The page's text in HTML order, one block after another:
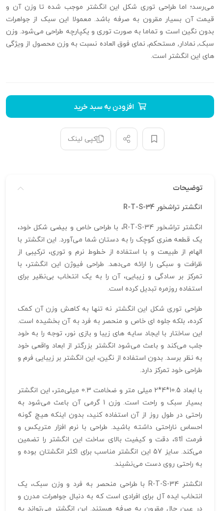
می‌رسد؛ اما طراحی توری شکل این انگشتر موجب شده تا وزن آن و
قیمت آن بسیار مقرون به صرفه باشد. معمولا این سبک از جواهرات
بدون نگین است و تماما به صورت توری و یکپارچه طراحی می‌شود. وزن
سبک, نمادار, مستحکم, نمای فوق العاده نسبت به وزن محصول از ویژگی
های این انگشتر است.
افزودن به سبد خرید
کپی لینک
توضیحات
انگشتر تراشخور R-T-S-34
انگشتر تراشخور R-T-S-34، با طراحی خاص و بیضی شکل خود،
یک قطعه هنری کوچک را به دستان شما می‌آورد. این انگشتر با
الهام از طبیعت و با استفاده از خطوط نرم و توری، ترکیبی از
ظرافت و سبکی را ارائه می‌دهد. طراحی فیوژن این انگشتر، با
تمرکز بر سادگی و زیبایی، آن را به یک انتخاب بی‌نظیر برای
استفاده روزمره تبدیل کرده است.
طراحی توری شکل این انگشتر نه تنها به کاهش وزن آن کمک
کرده، بلکه جلوه‌ ای خاص و منحصر به فرد به آن بخشیده است.
این ساختار با ایجاد سایه‌ های زیبا و بازی نور، توجه را به خود
جلب می‌کند و باعث می‌شود انگشتر بزرگتر از ابعاد واقعی خود
به نظر برسد. بدون استفاده از نگین، این انگشتر بر زیبایی فرم و
طراحی خود تمرکز دارد.
با ابعاد 10.5*4*2 میلی متر و ضخامت 0.3 میلی‌متر، این انگشتر
بسیار سبک و راحت است. وزن 1 گرمی آن باعث می‌شود به
راحتی در طول روز از آن استفاده کنید، بدون اینکه هیچ گونه
احساس ناراحتی داشته باشید. طراحی با نرم‌ افزار متریکس و
فرمت stl، دقت و کیفیت بالای ساخت این انگشتر را تضمین
می‌کند. سایز 57 این انگشتر مناسب برای اکثر انگشتان بوده و
به راحتی روی دست می‌نشیند.
انگشتر R-T-S-34 با طراحی منحصر به فرد و وزن سبک، یک
انتخاب ایده‌ آل برای افرادی است که به دنبال جواهرات مدرن و
در عین حال مقرون به صرفه هستند. این انگشتر می‌تواند به